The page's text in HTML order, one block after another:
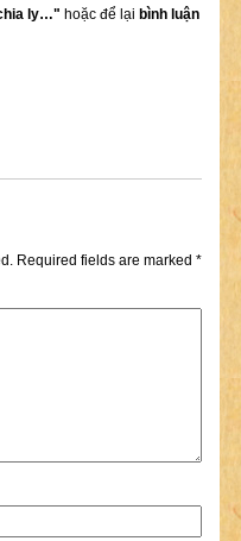
ly…" hoặc để lại bình luận
Required fields are marked *